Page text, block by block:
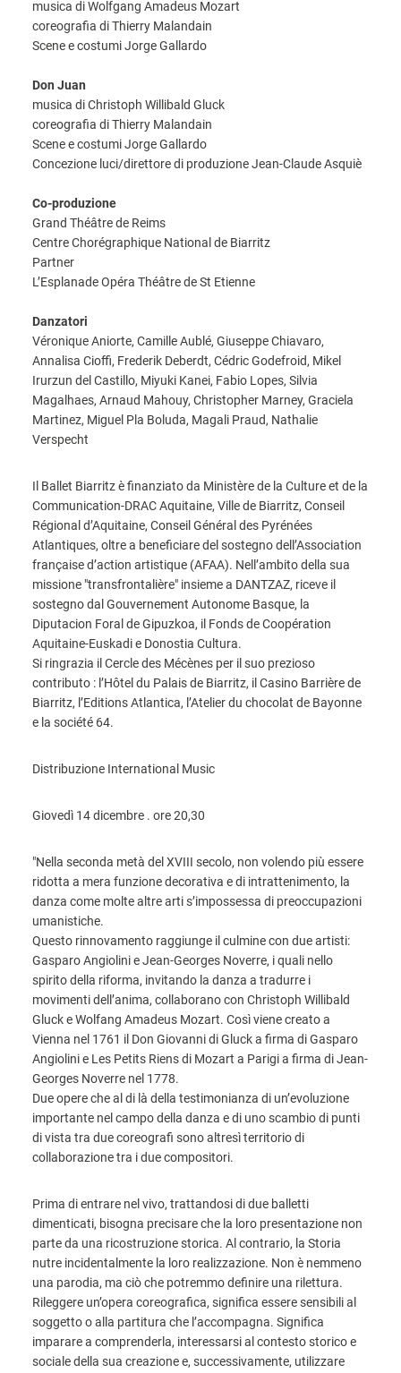
musica di Wolfgang Amadeus Mozart
coreografia di Thierry Malandain
Scene e costumi Jorge Gallardo
Don Juan
musica di Christoph Willibald Gluck
coreografia di Thierry Malandain
Scene e costumi Jorge Gallardo
Concezione luci/direttore di produzione Jean-Claude Asquiè
Co-produzione
Grand Théâtre de Reims
Centre Chorégraphique National de Biarritz
Partner
L’Esplanade Opéra Théâtre de St Etienne
Danzatori
Véronique Aniorte, Camille Aublé, Giuseppe Chiavaro,
Annalisa Cioffi, Frederik Deberdt, Cédric Godefroid, Mikel
Irurzun del Castillo, Miyuki Kanei, Fabio Lopes, Silvia
Magalhaes, Arnaud Mahouy, Christopher Marney, Graciela
Martinez, Miguel Pla Boluda, Magali Praud, Nathalie
Verspecht
Il Ballet Biarritz è finanziato da Ministère de la Culture et de la
Communication-DRAC Aquitaine, Ville de Biarritz, Conseil
Régional d’Aquitaine, Conseil Général des Pyrénées
Atlantiques, oltre a beneficiare del sostegno dell’Association
française d’action artistique (AFAA). Nell’ambito della sua
missione "transfrontalière" insieme a DANTZAZ, riceve il
sostegno dal Gouvernement Autonome Basque, la
Diputacion Foral de Gipuzkoa, il Fonds de Coopération
Aquitaine-Euskadi e Donostia Cultura.
Si ringrazia il Cercle des Mécènes per il suo prezioso
contributo : l’Hôtel du Palais de Biarritz, il Casino Barrière de
Biarritz, l’Editions Atlantica, l’Atelier du chocolat de Bayonne
e la société 64.
Distribuzione International Music
Giovedì 14 dicembre . ore 20,30
"Nella seconda metà del XVIII secolo, non volendo più essere
ridotta a mera funzione decorativa e di intrattenimento, la
danza come molte altre arti s’impossessa di preoccupazioni
umanistiche.
Questo rinnovamento raggiunge il culmine con due artisti:
Gasparo Angiolini e Jean-Georges Noverre, i quali nello
spirito della riforma, invitando la danza a tradurre i
movimenti dell’anima, collaborano con Christoph Willibald
Gluck e Wolfang Amadeus Mozart. Così viene creato a
Vienna nel 1761 il Don Giovanni di Gluck a firma di Gasparo
Angiolini e Les Petits Riens di Mozart a Parigi a firma di Jean-
Georges Noverre nel 1778.
Due opere che al di là della testimonianza di un’evoluzione
importante nel campo della danza e di uno scambio di punti
di vista tra due coreografi sono altresì territorio di
collaborazione tra i due compositori.
Prima di entrare nel vivo, trattandosi di due balletti
dimenticati, bisogna precisare che la loro presentazione non
parte da una ricostruzione storica. Al contrario, la Storia
nutre incidentalmente la loro realizzazione. Non è nemmeno
una parodia, ma ciò che potremmo definire una rilettura.
Rileggere un’opera coreografica, significa essere sensibili al
soggetto o alla partitura che l’accompagna. Significa
imparare a comprenderla, interessarsi al contesto storico e
sociale della sua creazione e, successivamente, utilizzare